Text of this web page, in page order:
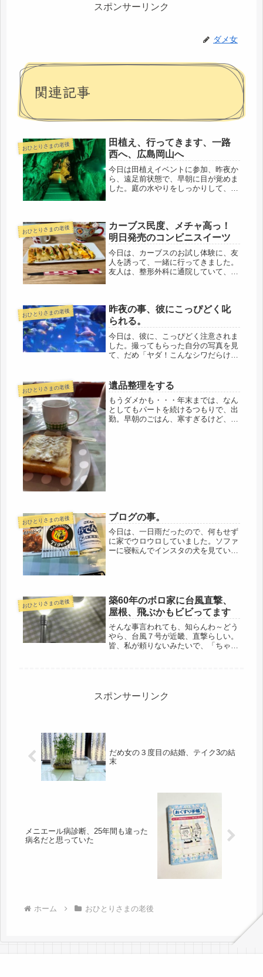
スポンサーリンク
ダメ女
関連記事
おひとりさまの老後
田植え、行ってきます、一路
西へ、広島岡山へ
今日は田植えイベントに参加、昨夜か
ら、遠足前状態で、早朝に目が覚めま
した。庭の水やりをしっかりして、出
けはしっかり✅して行こうと思いま
す。...
おひとりさまの老後
カーブス民度、メチャ高っ！
明日発売のコンビニスイーツ
今日は、カーブスのお試し体験に、友
人を誘って、一緒に行ってきました。
友人は、整形外科に通院していて、
始め勧めたので、背中を押したような
形に...
おひとりさまの老後
昨夜の事、彼にこっぴどく叱
られる。
今日は、彼に、こっぴどく注意されま
した。撮ってもらった自分の写真を見
て、だめ「ヤダ！こんなシワだらけの
れしてないんだから、当たり前よ」友
「私なんて、化粧江水、乳液、マッサ
ー...
おひとりさまの老後 遺品整理をする
もうダメかも・・・年末までは、なん
としてもパートを続けるつもりで、出
勤。早朝のごはん、寒すぎるけど、夕
おひとりさまの老後 ブログの事。
今日は、一日雨だったので、何もせず
に家でウロウロしていました。ソファ
ーに寝転んでインスタの犬を見ていた
だ...
おひとりさまの老後
築60年のボロ家に台風直撃、
屋根、飛ぶかもビビってます
そんな事言われても、知らんわ～どう
やら、台風７号が近畿、直撃らしい。
皆、私が頼りないみたいで、「ちゃん
し・・・...
スポンサーリンク
だめ女の３度目の結婚、テイク3の結
末
メニエール病診断、25年間も違った
病名だと思っていた
ホーム おひとりさまの老後